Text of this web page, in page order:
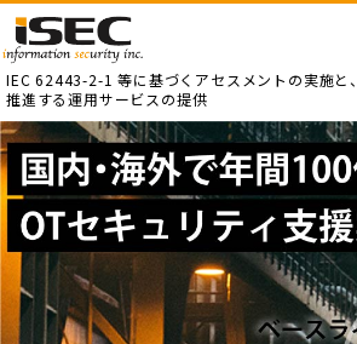
IEC 62443-2-1 等に基づくアセスメントの実施と、
推進する運用サービスの提供